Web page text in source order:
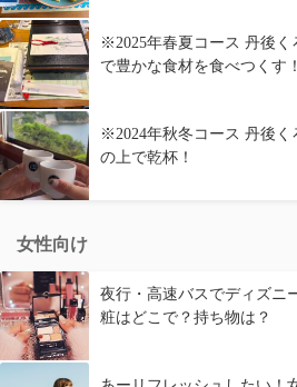
※2025年春夏コース 丹後
で豊かな食材を食べつくす！
※2024年秋冬コース 丹後
の上で乾杯！
女性向け
夜行・高速バスでディズニ
粧はどこで？持ち物は？